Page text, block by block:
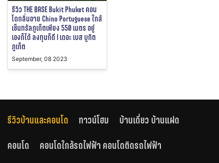
รีวิว THE BASE Bukit Phuket คอน
โดกลิ่นอาย Chino Portuguese ใกล้
เซ็นทรัลภูเก็ตเพียง 550 เมตร อยู่
เองก็ได้ ลงทุนก็ดี l เดอะ เบส บูกิต
ภูเก็ต
September, 08 2023
รีวิวบ้านและคอนโด ทาวน์โฮม
บ้านเดี่ยว บ้านแฝด
คอนโด
คอนโดใกล้รถไฟฟ้า คอนโดติดรถไฟฟ้า